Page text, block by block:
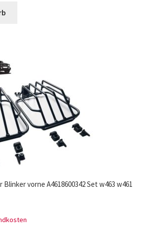
vorne A4618600342 Set w463 w461